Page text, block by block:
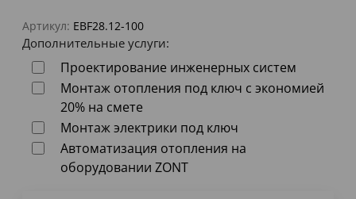
Артикул: EBF28.12-100
Дополнительные услуги:
Проектирование инженерных систем
Монтаж отопления под ключ с экономией
20% на смете
Монтаж электрики под ключ
Автоматизация отопления на
оборудовании ZONT